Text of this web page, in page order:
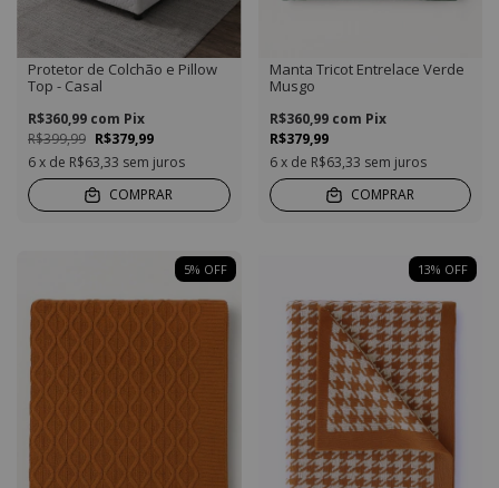
Protetor de Colchão e Pillow
Top - Casal
R$399,99 R$379,99
R$360,99 com Pix
6x de R$63,33 sem juros
COMPRAR
Manta Tricot Entrelace Verde
Musgo
R$379,99
R$360,99 com Pix
6 x de R$63,33 sem juros
COMPRAR
5% OFF 13% OFF